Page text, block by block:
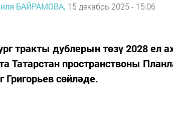
БАЙРАМОВА, 15 декабрь 2025 - 15:06
тракты дублерын төзү 2028 ел
Татарстан пространствоны
сөйләде.